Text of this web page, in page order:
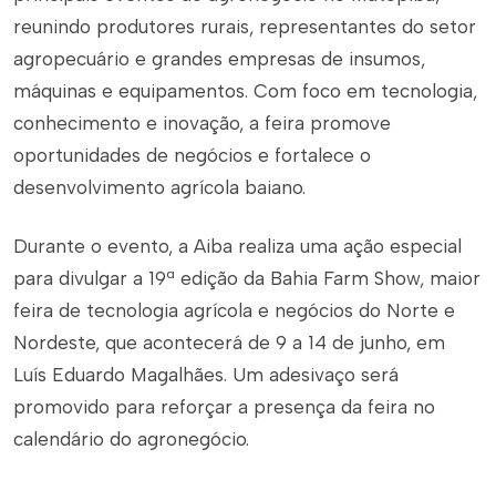
reunindo produtores rurais, representantes do setor
agropecuário e grandes empresas de insumos,
máquinas e equipamentos. Com foco em tecnologia,
conhecimento e inovação, a feira promove
oportunidades de negócios e fortalece o
desenvolvimento agrícola baiano.
Durante o evento, a Aiba realiza uma ação especial
para divulgar a 19ª edição da Bahia Farm Show, maior
feira de tecnologia agrícola e negócios do Norte e
Nordeste, que acontecerá de 9 a 14 de junho, em
Luís Eduardo Magalhães. Um adesivaço será
promovido para reforçar a presença da feira no
calendário do agronegócio.